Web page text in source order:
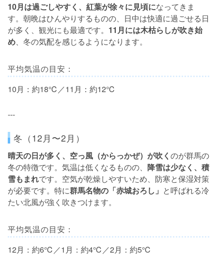
10月は過ごしやすく、紅葉が徐々に見頃になってきま
す。朝晩はひんやりするものの、日中は快適に過ごせる日
が多く、観光にも最適です。 11月には木枯らしが吹き始
め 、冬の気配を感じるようになります。
平均気温の目安：
10月：約18℃／11月：約12℃
---
冬（12月〜2月）
晴天の日が多く、空っ風（からっかぜ）が吹く のが群馬の
冬の特徴です。気温は低くなるものの、 降雪は少なく、積
雪もまれです。空気が乾燥しやすいため、防寒と保湿対策
が必要です。特に群馬名物の「赤城おろし」 と呼ばれる冷
たい北風が強く吹きつけます。
平均気温の目安：
12月：約6℃／1月：約4℃／2月：約5℃